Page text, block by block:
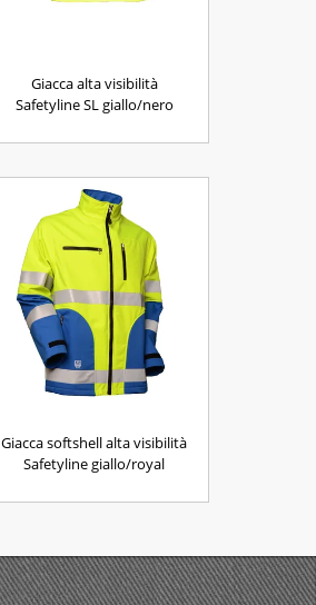
Giacca alta visibilità
Safetyline SL giallo/nero
Giacca softshell alta visibilità
Safetyline giallo/royal